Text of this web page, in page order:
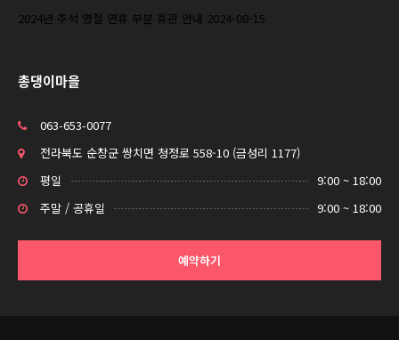
2024년 추석 명절 연휴 부분 휴관 안내 2024-08-15
총댕이마을
063-653-0077
전라북도 순창군 쌍치면 청정로 558-10 (금성리 1177)
평일
9:00 ~ 18:00
주말 / 공휴일
9:00 ~ 18:00
예약하기